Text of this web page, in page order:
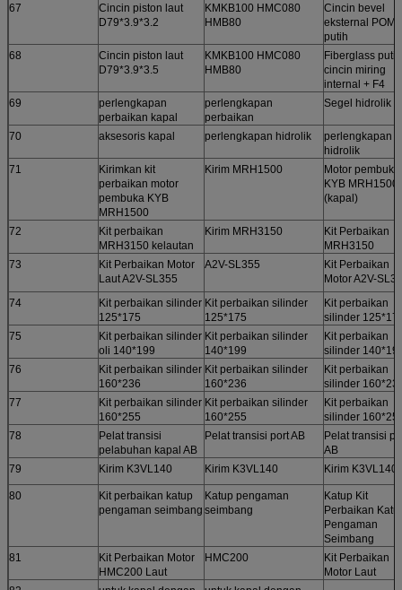
67
Cincin piston laut
D79*3.9*3.2
KMKB100 HMC080
HMB80
Cincin bevel
eksternal POM
putih
68
Cincin piston laut
D79*3.9*3.5
KMKB100 HMC080
HMB80
Fiberglass putih
cincin miring
internal + F4
69
perlengkapan
perbaikan kapal
perlengkapan
perbaikan
Segel hidrolik
70 aksesoris kapal perlengkapan hidrolik
perlengkapan
hidrolik
71
Kirimkan kit
perbaikan motor
pembuka KYB
MRH1500
Kirim MRH1500
Motor pembuka
KYB MRH1500
(kapal)
72
Kit perbaikan
MRH3150 kelautan
Kirim MRH3150
Kit Perbaikan
MRH3150
73
Kit Perbaikan Motor
Laut A2V-SL355
A2V-SL355
Kit Perbaikan
Motor A2V-
74
Kit perbaikan silinder
125*175
Kit perbaikan silinder
125*175
Kit perbaikan
silinder
75
Kit perbaikan silinder
oli 140*199
Kit perbaikan silinder
140*199
Kit perbaikan
silinder
76
Kit perbaikan silinder
160*236
Kit perbaikan silinder
160*236
Kit perbaikan
silinder
77
Kit perbaikan silinder
160*255
Kit perbaikan silinder
160*255
Kit perbaikan
silinder
78
Pelat transisi
pelabuhan kapal AB
Pelat transisi port AB
Pelat transisi
AB
79
Kirim K3VL140 Kirim K3VL140 Kirim K3VL140
80
Kit perbaikan katup
pengaman seimbang
Katup pengaman
seimbang
Katup Kit
Perbaikan
Pengaman
Seimbang
81
Kit Perbaikan Motor
HMC200 Laut
HMC200
Kit Perbaikan
Motor Laut